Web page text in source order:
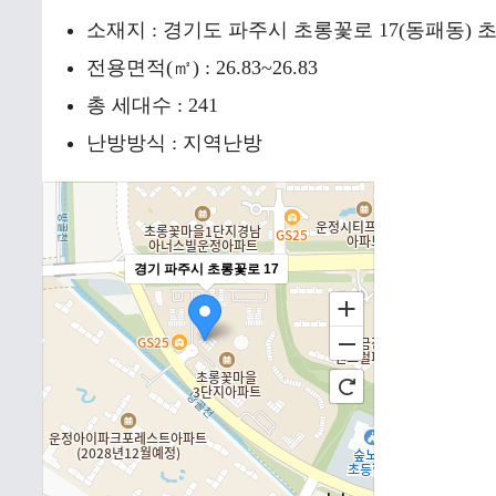
소재지 : 경기도 파주시 초롱꽃로 17(동패동)
전용면적(㎡) : 26.83~26.83
총 세대수 : 241
난방방식 : 지역난방
경기 파주시 초롱꽃로 17